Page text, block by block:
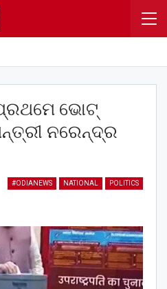
ଭୋଟ୍
ନରେନ୍ଦ୍ର
#ODIANEWS NATIONAL POLITICS